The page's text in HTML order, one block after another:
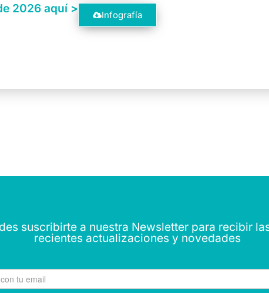
2026 aquí > Infografía
suscribirte a nuestra Newsletter para recibir
recientes actualizaciones y novedades